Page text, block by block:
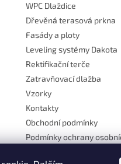
WPC Dlaždice
Dřevěná terasová prkna
Fasády a ploty
Leveling systémy Dakota
Rektifikační terče
Zatravňovací dlažba
Vzorky
Kontakty
Obchodní podmínky
Podmínky ochrany